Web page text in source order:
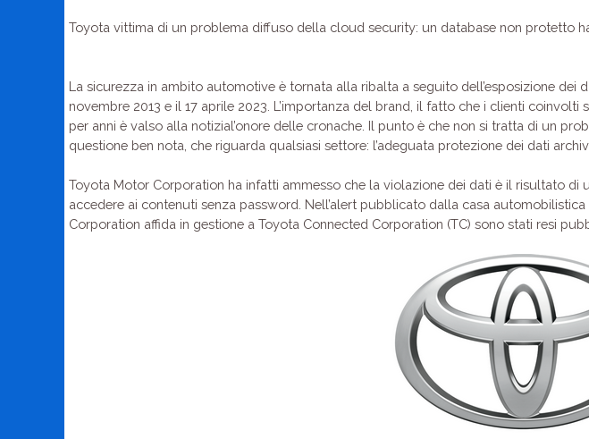
Toyota vittima di un problema diffuso della cloud security: un database non protetto
La sicurezza in ambito automotive è tornata alla ribalta a seguito dell’esposizione
novembre 2013 e il 17 aprile 2023. L’importanza del brand, il fatto che i clienti
per anni è valso alla notizial’onore delle cronache. Il punto è che non si tratta di un
questione ben nota, che riguarda qualsiasi settore: l’adeguata protezione dei dati
Toyota Motor Corporation ha infatti ammesso che la violazione dei dati è il risultato
accedere ai contenuti senza password. Nell’alert pubblicato dalla casa
Corporation affida in gestione a Toyota Connected Corporation (TC) sono stati resi